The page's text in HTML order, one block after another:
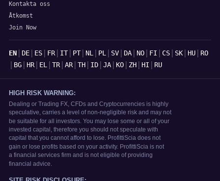
Kontakta oss
Åtkomst
Join Now
Språk
EN| DE| ES| FR| IT| PT| NL | PL | SV| DA| NO| FI CS| SK| HU| RO
BG| HR| EL | TR| AR| TH| ID| JA| KO| ZH| HI RU